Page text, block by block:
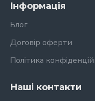
Інформація
Блог
Договір оферти
Політика
Наші контакти